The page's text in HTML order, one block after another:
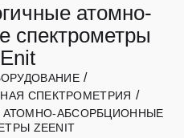
атомно-
спектрометры
СПЕКТРОМЕТРИЯ
АБСОРБЦИОННЫЕ
ZEENIT